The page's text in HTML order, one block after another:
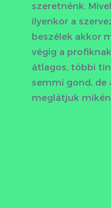
szeretnénk.
ilyenkor a
beszélek akkor
végig a
átlagos, többi
semmi gond, de
meglátjuk